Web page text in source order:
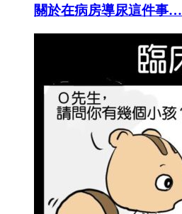
關於在病房導尿這件事…